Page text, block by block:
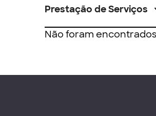
Prestação de Serviços
Não foram